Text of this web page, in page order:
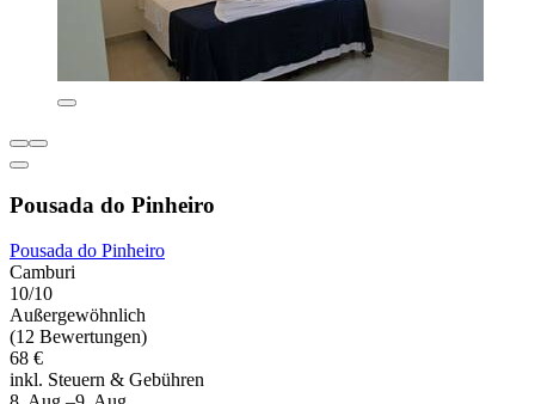
Pousada do Pinheiro
Pousada do Pinheiro
Camburi
10/10
Außergewöhnlich
(12 Bewertungen)
68 €
inkl. Steuern & Gebühren